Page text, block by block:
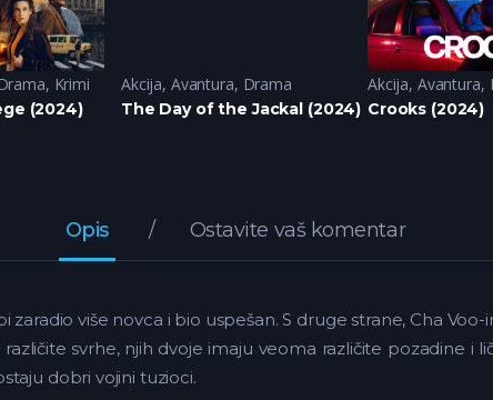
, Krimi
(2024)
Akcija, Avantura, Drama
The Day of the Jackal (2024)
Akcija, Avantura,
Crooks (2024)
Opis Ostavite vaš komentar
više novca i bio uspešan. S druge strane, Cha
svrhe, njih dvoje imaju veoma različite pozadine i
dobri vojini tuzioci.